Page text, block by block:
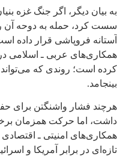
به بیان دیگر، اگر جنگ غزه
سست کرد، حمله به دوحه آن
آستانه فروپاشی قرار داده
همکاری‌های عربی ـ اسلامی
کرده است؛ روندی که
بینجامد.
هرچند فشار واشنگتن برای
داشت، اما حرکت همزمان
همکاری‌های امنیتی ـ اقتصادی
تازه‌ای در برابر آمریکا و